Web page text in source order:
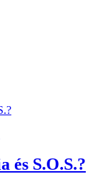
és S.O.S.?